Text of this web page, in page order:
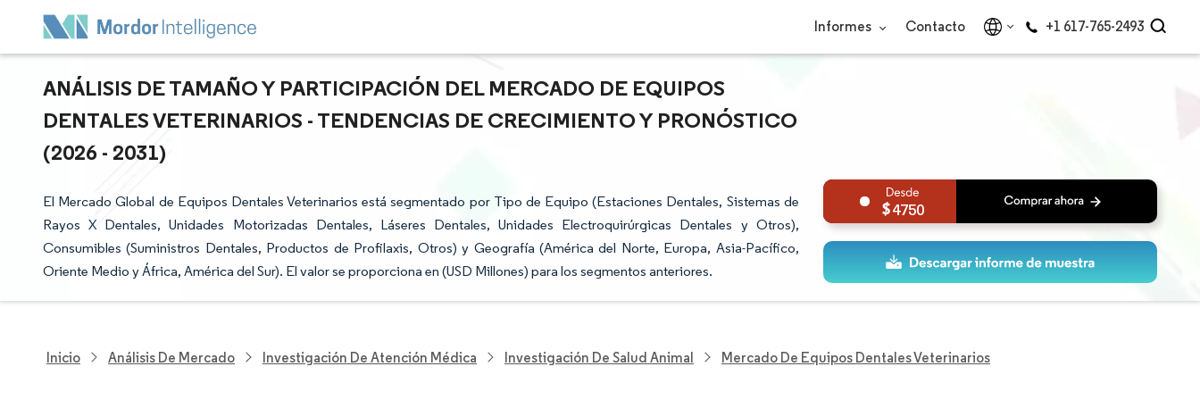
Informes Contacto +1 617-765-2493
ANÁLISIS DE TAMAÑO Y PARTICIPACIÓN DEL MERCADO DE EQUIPOS
DENTALES VETERINARIOS - TENDENCIAS DE CRECIMIENTO Y PRONÓSTICO
(2026 - 2031)
El Mercado Global de Equipos Dentales Veterinarios está segmentado por Tipo de Equipo (Estaciones Dentales, Sistemas de
Rayos X Dentales, Unidades Motorizadas Dentales, Láseres Dentales, Unidades Electroquirúrgicas Dentales y Otros),
Consumibles (Suministros Dentales, Productos de Profilaxis, Otros) y Geografía (América del Norte, Europa, Asia-Pacífico,
Oriente Medio y África, América del Sur). El valor se proporciona en (USD Millones) para los segmentos anteriores.
4750
Inicio Análisis De Mercado Investigación De Atención Médica Investigación De Salud Animal Mercado De Equipos Dentales Veterinarios